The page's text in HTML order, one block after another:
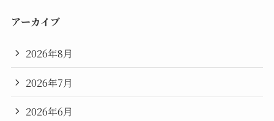
アーカイブ
2026年8月
2026年7月
2026年6月